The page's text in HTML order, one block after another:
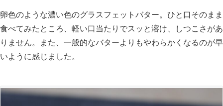
卵色のような濃い色のグラスフェットバター。ひと口そのまま
食べてみたところ、軽い口当たりでスッと溶け、しつこさがあ
りません。また、一般的なバターよりもやわらかくなるのが早
いように感じました。